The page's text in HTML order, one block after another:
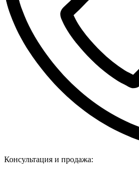
Консультация и продажа: